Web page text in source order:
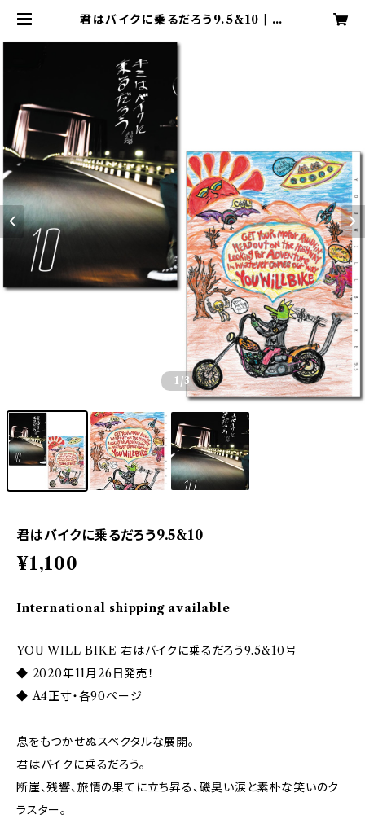
君はバイクに乗るだろう9.5&10 | 君
hop
1 /3
君はバイクに乗るだろう9.5&10
¥1,100
International shipping available
YOU WILL BIKE 君はバイクに乗るだろう9.5&10号
◆ 2020年11月26日発売！
◆ A4正寸・各90ページ
息をもつかせぬスペクタルな展開。
君はバイクに乗るだろう。
断崖、残響、旅情の果てに立ち昇る、磯臭い涙と素朴な笑いのク
ラスター。